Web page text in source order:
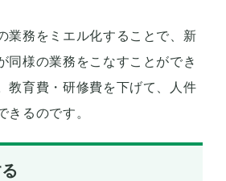
業務をミエル化することで、新
同様の業務をこなすことができ
教育費・研修費を下げて、人件
きるのです。